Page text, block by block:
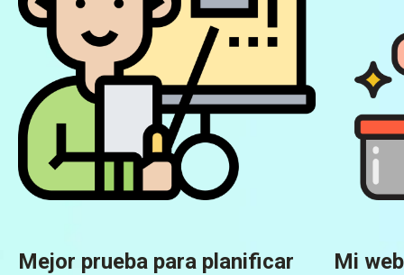
Mejor prueba para planificar
Mi